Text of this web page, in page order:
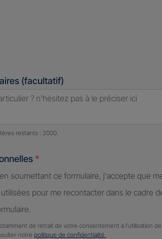
(facultatif)
: 2000 caractères restants
restants : 2000.
*
soumettant ce formulaire, j'accepte que
pour me recontacter dans le cadre
de retrait de votre consentement à l'utilisation
notre politique de confidentialité.